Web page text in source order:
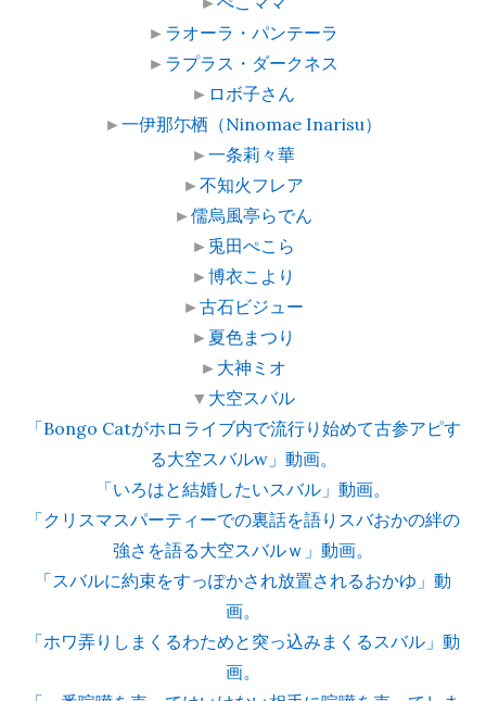
► ラオーラ・パンテーラ
► ラプラス・ダークネス
► ロボ子さん
►一伊那尓栖（Ninomae Inarisu）
►一条莉々華
►不知火フレア
►儒烏風亭らでん
► 兎田ぺこら
►博衣こより
►古石ビジュー
► 夏色まつり
► 大神ミオ
▼ 大空スバル
「Bongo Catがホロライブ内で流行り始めて古参アピす
る大空スバルw」動画。
「いろはと結婚したいスバル」動画。
「クリスマスパーティーでの裏話を語りスバおかの絆の
強さを語る大空スバルｗ」動画。
「スバルに約束をすっぽかされ放置されるおかゆ」動
画。
「ホワ弄りしまくるわためと突っ込みまくるスバル」動
画。